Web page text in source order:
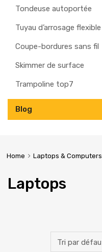
Tondeuse autoportée
Tuyau d’arrosage flexible
Coupe-bordures sans fil
Skimmer de surface
Trampoline top7
Blog
Home Laptops & Computers
Laptops